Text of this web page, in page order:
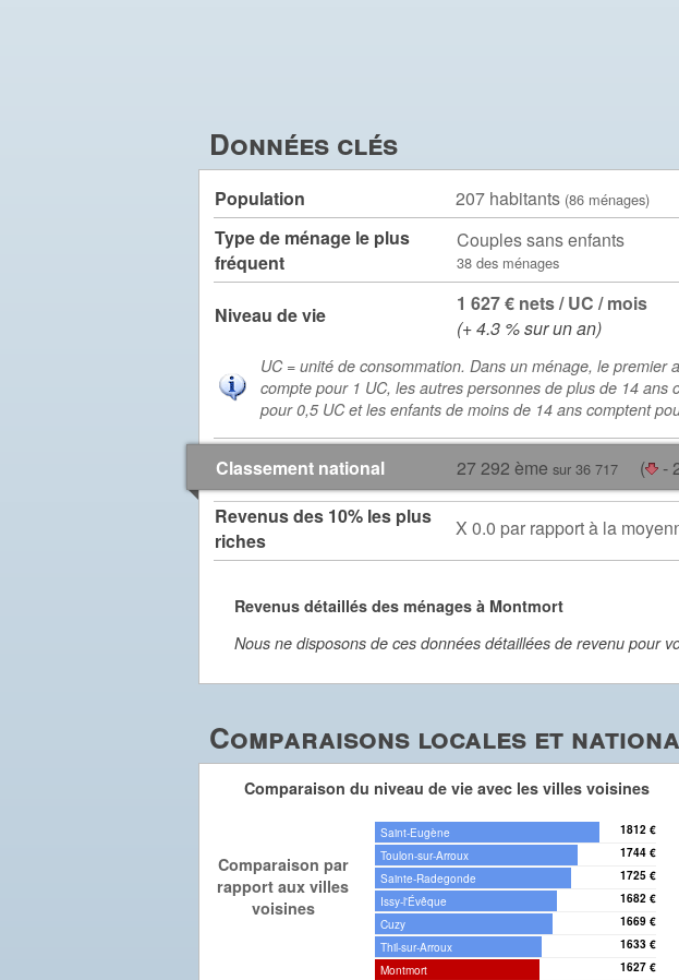
Données clés
Population 207 habitants (86 ménages)
Type de ménage le plus
fréquent
Couples sans enfants
38 des ménages
Niveau de vie
1 627 € nets / UC / mois
(+ 4.3 % sur un an)
UC = unité de consommation. Dans un ménage, le premier
compte pour 1 UC, les autres personnes de plus de 14 ans
pour 0,5 UC et les enfants de moins de 14 ans comptent
Classement national 27 292 ème sur 36 717 (
-
Revenus des 10% les plus
riches
X 0.0 par rapport à la
Revenus détaillés des ménages à Montmort
Nous ne disposons de ces données détaillées de revenu pour
Comparaisons locales et
Comparaison du niveau de vie avec les villes voisines
Comparaison par
rapport aux villes
voisines
Saint-Eugène 1812 €
Toulon-sur-Arroux 1744 €
Sainte-Radegonde 1725 €
Issy-l'Évêque 1682 €
Cuzy 1669 €
Thil-sur-Arroux 1633 €
Montmort 1627 €